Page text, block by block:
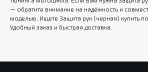
— обратите внимание на надёжность и
моделью. Ищете Защита рук (черная) купить
Удобный заказ и быстрая доставка.